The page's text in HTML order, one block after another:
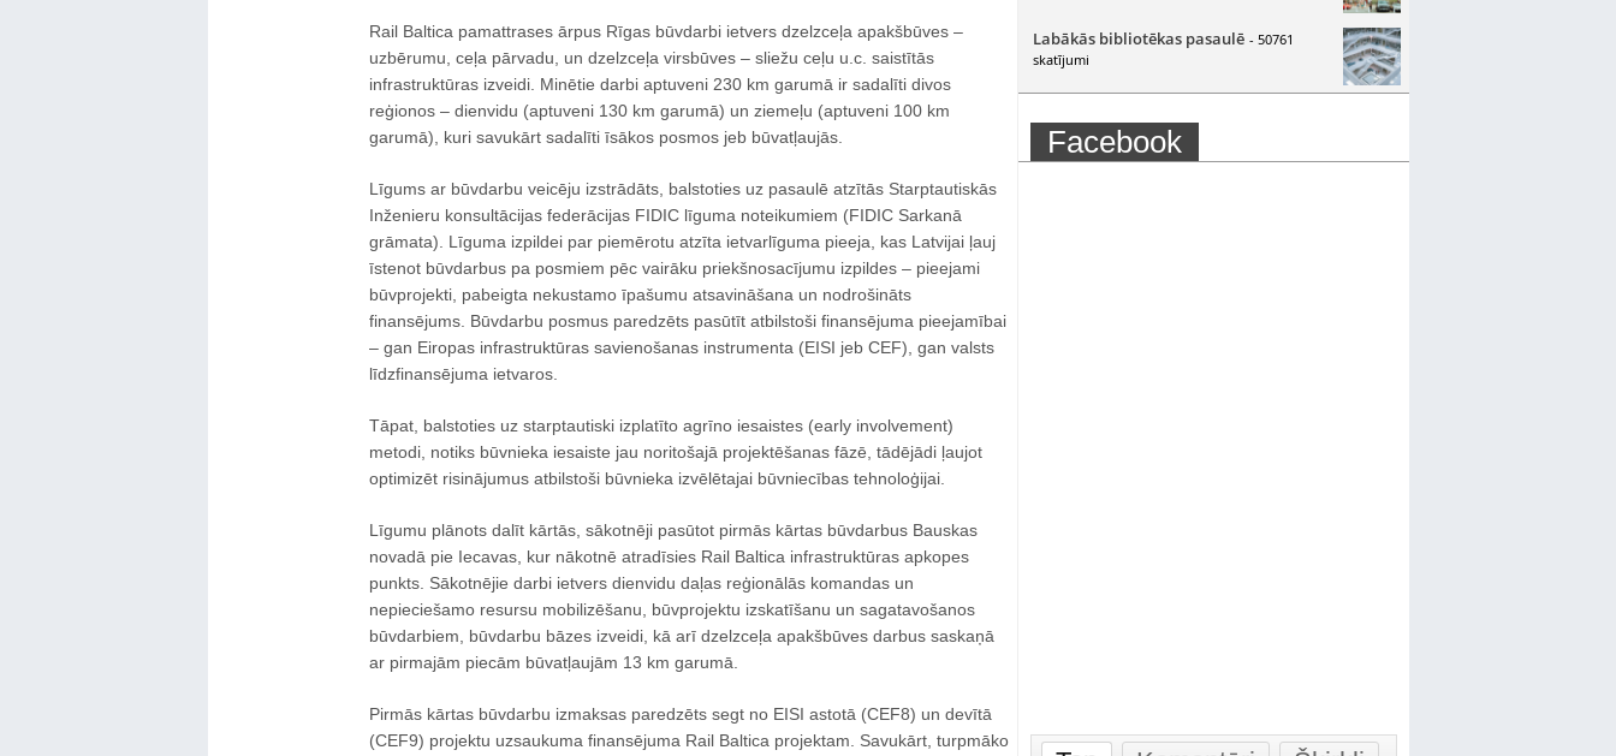
Rail Baltica pamattrases ārpus Rīgas būvdarbi ietvers dzelzceļa apakšbūves –
uzbērumu, ceļa pārvadu, un dzelzceļa virsbūves – sliežu ceļu u.c. saistītās
infrastruktūras izveidi. Minētie darbi aptuveni 230 km garumā ir sadalīti divos
reģionos – dienvidu (aptuveni 130 km garumā) un ziemeļu (aptuveni 100 km
garumā), kuri savukārt sadalīti īsākos posmos jeb būvatļaujās.
Līgums ar būvdarbu veicēju izstrādāts, balstoties uz pasaulē atzītās Starptautiskās
Inženieru konsultācijas federācijas FIDIC līguma noteikumiem (FIDIC Sarkanā
grāmata). Līguma izpildei par piemērotu atzīta ietvarlīguma pieeja, kas Latvijai ļauj
īstenot būvdarbus pa posmiem pēc vairāku priekšnosacījumu izpildes – pieejami
būvprojekti, pabeigta nekustamo īpašumu atsavināšana un nodrošināts
finansējums. Būvdarbu posmus paredzēts pasūtīt atbilstoši finansējuma pieejamībai
– gan Eiropas infrastruktūras savienošanas instrumenta (EISI jeb CEF), gan valsts
līdzfinansējuma ietvaros.
Tāpat, balstoties uz starptautiski izplatīto agrīno iesaistes (early involvement)
metodi, notiks būvnieka iesaiste jau noritošajā projektēšanas fāzē, tādējādi ļaujot
optimizēt risinājumus atbilstoši būvnieka izvēlētajai būvniecības tehnoloģijai.
Līgumu plānots dalīt kārtās, sākotnēji pasūtot pirmās kārtas būvdarbus Bauskas
novadā pie Iecavas, kur nākotnē atradīsies Rail Baltica infrastruktūras apkopes
punkts. Sākotnējie darbi ietvers dienvidu daļas reģionālās komandas un
nepieciešamo resursu mobilizēšanu, būvprojektu izskatīšanu un sagatavošanos
būvdarbiem, būvdarbu bāzes izveidi, kā arī dzelzceļa apakšbūves darbus saskaņā
ar pirmajām piecām būvatļaujām 13 km garumā.
Pirmās kārtas būvdarbu izmaksas paredzēts segt no EISI astotā (CEF8) un devītā
(CEF9) projektu uzsaukuma finansējuma Rail Baltica projektam. Savukārt, turpmāko
Labākās bibliotēkas pasaulē - 50761
skatījumi
Facebook